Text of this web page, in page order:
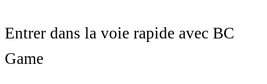
Entrer dans la voie rapide avec BC
Game